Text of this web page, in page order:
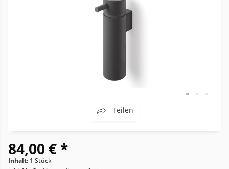
Teilen
84,00 € *
Inhalt: 1 Stück